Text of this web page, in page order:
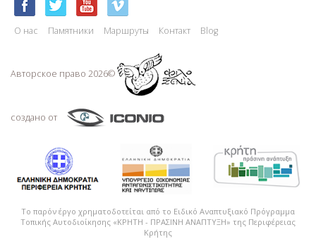
О нас Памятники Маршруты Контакт Blog
Авторское право 2026©
создано от
Το παρόν έργο χρηματοδοτείται από το Ειδικό Αναπτυξιακό Πρόγραμμα
Τοπικής Αυτοδιοίκησης «ΚΡΗΤΗ - ΠΡΑΣΙΝΗ ΑΝΑΠΤΥΞΗ» της Περιφέρειας
Κρήτης